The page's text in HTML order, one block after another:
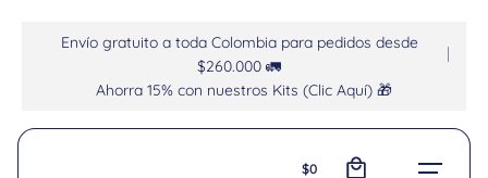
Envío gratuito a toda Colombia para pedidos desde
$260.000 🚛
Ahorra 15% con nuestros Kits (Clic Aquí) 🎁
$0